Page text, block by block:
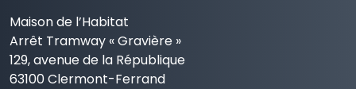
Maison de l’Habitat
Arrêt Tramway « Gravière »
129, avenue de la République
63100 Clermont-Ferrand